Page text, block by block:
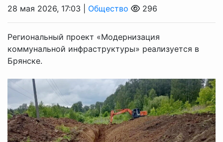
28 мая 2026, 17:03 | Общество 296
Региональный проект «Модернизация
коммунальной инфраструктуры» реализуется в
Брянске.